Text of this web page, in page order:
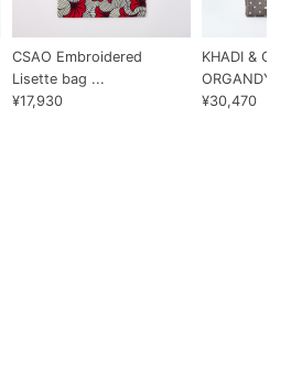
CSAO Embroidered
Lisette bag ...
¥17,930
KHADI & CO
ORGANDY
¥30,470